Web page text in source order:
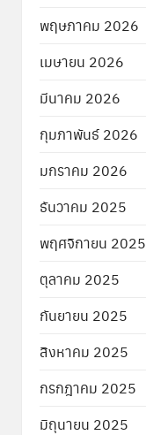
พฤษภาคม 2026
เมษายน 2026
มีนาคม 2026
กุมภาพันธ์ 2026
มกราคม 2026
ธันวาคม 2025
พฤศจิกายน 2025
ตุลาคม 2025
กันยายน 2025
สิงหาคม 2025
กรกฎาคม 2025
มิถุนายน 2025